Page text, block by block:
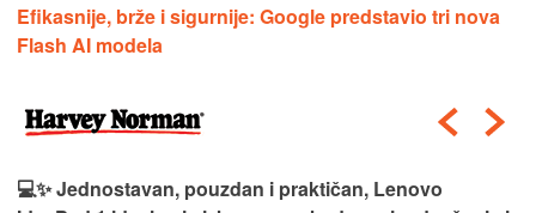
Efikasnije, brže i sigurnije: Google predstavio tri nova
Flash AI modela
💻✨ Jednostavan, pouzdan i praktičan, Lenovo